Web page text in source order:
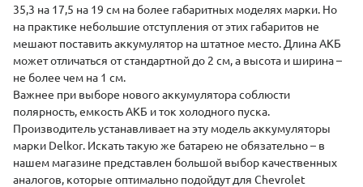
35,3 на 17,5 на 19 см на более габаритных моделях марки. Но
на практике небольшие отступления от этих габаритов не
мешают поставить аккумулятор на штатное место. Длина АКБ
может отличаться от стандартной до 2 см, а высота и ширина –
не более чем на 1 см.
Важнее при выборе нового аккумулятора соблюсти
полярность, емкость АКБ и ток холодного пуска.
Производитель устанавливает на эту модель аккумуляторы
марки Delkor. Искать такую же батарею не обязательно – в
нашем магазине представлен большой выбор качественных
аналогов, которые оптимально подойдут для Chevrolet